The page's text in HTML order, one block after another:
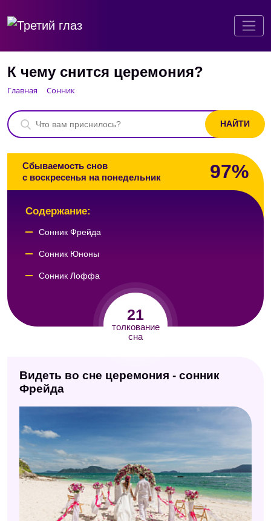
К чему снится церемония?
Главная Сонник
Сбываемость снов
с воскресенья на понедельник
97%
21
толкование
сна
Содержание:
Сонник Фрейда
Сонник Юноны
Сонник Лоффа
Сонник сексуальных снов
Сонник Юнга
Сонник по алфавиту (Мельников)
Сонник А. Минделла
Модернистский сонник
Современный сонник
Психологический сонник
Сонник Миллера
Видеть во сне церемония - сонник
Фрейда